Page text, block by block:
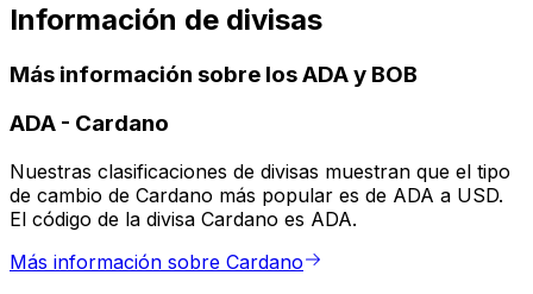
Información de divisas
Más información sobre los ADA y BOB
ADA - Cardano
Nuestras clasificaciones de divisas muestran que el tipo
de cambio de Cardano más popular es de ADA a USD.
El código de la divisa Cardano es ADA.
Más información sobre Cardano